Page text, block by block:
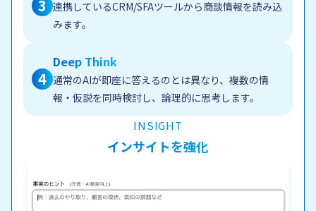
3 連携しているCRM/SFAツールから商談情報を読み込
みます。
4
Deep Think
通常のAIが即座に答えるのとは異なり、複数の情
報・仮説を同時検討し、論理的に思考します。
INSIGHT
インサイトを強化